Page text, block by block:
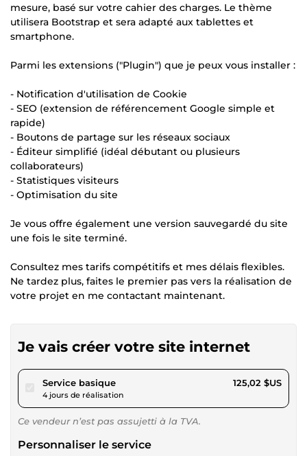
mesure, basé sur votre cahier des charges. Le thème
utilisera Bootstrap et sera adapté aux tablettes et
smartphone.
Parmi les extensions ("Plugin") que je peux vous installer :
- Notification d'utilisation de Cookie
- SEO (extension de référencement Google simple et
rapide)
- Boutons de partage sur les réseaux sociaux
- Éditeur simplifié (idéal débutant ou plusieurs
collaborateurs)
- Statistiques visiteurs
- Optimisation du site
Je vous offre également une version sauvegardé du site
une fois le site terminé.
Consultez mes tarifs compétitifs et mes délais flexibles.
Ne tardez plus, faites le premier pas vers la réalisation de
votre projet en me contactant maintenant.
Je vais créer votre site internet
Service basiquepour 115,22 $US
4 jours de réalisation
125,02 $US
Ce vendeur n’est pas assujetti à la TVA.
Personnaliser le service